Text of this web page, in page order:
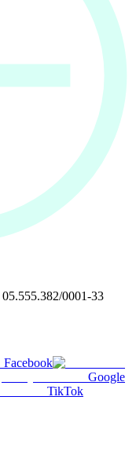
05.555.382/0001-33
Facebook
Google
TikTok